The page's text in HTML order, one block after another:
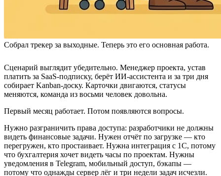
Собрал трекер за выходные. Теперь это его основная работа.
Сценарий выглядит убедительно. Менеджер проекта, устав
платить за SaaS-подписку, берёт ИИ-ассистента и за три дня
собирает Kanban-доску. Карточки двигаются, статусы
меняются, команда из восьми человек довольна.
Первый месяц работает. Потом появляются вопросы.
Нужно разграничить права доступа: разработчики не должны
видеть финансовые задачи. Нужен отчёт по загрузке — кто
перегружен, кто простаивает. Нужна интеграция с 1С, потому
что бухгалтерия хочет видеть часы по проектам. Нужны
уведомления в Telegram, мобильный доступ, бэкапы —
потому что однажды сервер лёг и три недели задач исчезли.